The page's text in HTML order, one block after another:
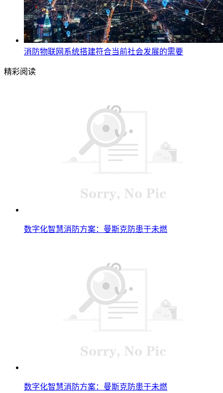
消防物联网系统搭建符合当前社会发展的需要
精彩阅读
数字化智慧消防方案：曼斯克防患于未燃
数字化智慧消防方案：曼斯克防患于未燃